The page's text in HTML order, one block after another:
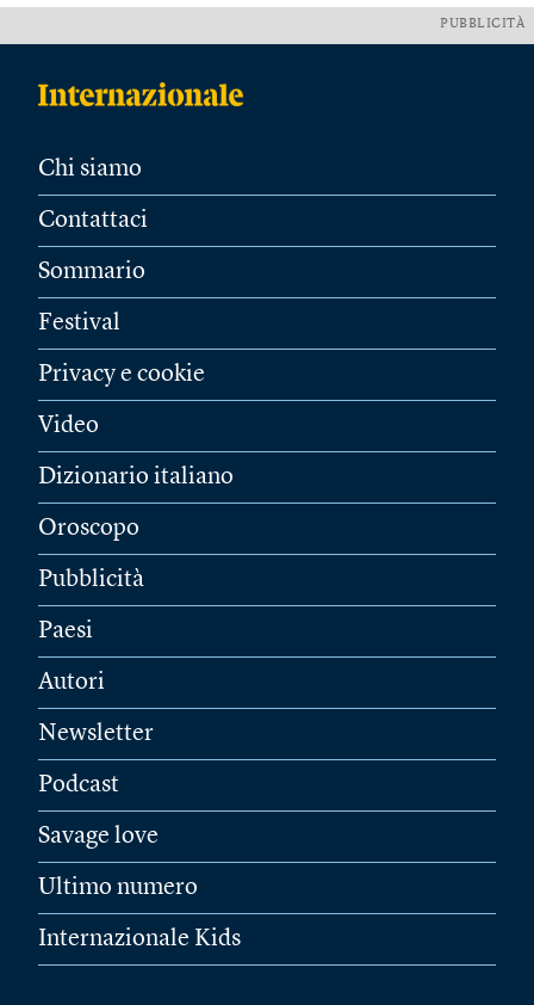
PUBBLICITÀ
Chi siamo
Contattaci
Sommario
Festival
Privacy e cookie
Video
Dizionario italiano
Oroscopo
Pubblicità
Paesi
Autori
Newsletter
Podcast
Savage love
Ultimo numero
Internazionale Kids